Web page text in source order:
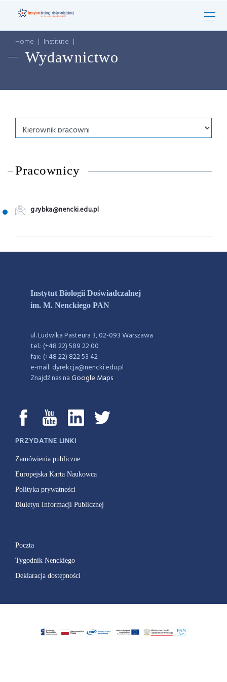
Home | Institute |
Wydawnictwo
Pracownicy
g.rybka@nencki.edu.pl
Instytut Biologii Doświadczalnej
im. M. Nenckiego PAN
ul. Ludwika Pasteura 3, 02-093 Warszawa
tel.: (+48 22) 589 22 00
fax: (+48 22) 822 53 42
e-mail: dyrekcja@nencki.edu.pl
Znajdź nas naGoogle Maps
PRZYDATNE LINKI
Zamówienia publiczne
Europejska Karta Naukowca
Polityka prywatności
Biuletyn Informacji Publicznej
Poczta
Tygodnik Nenckiego
Deklaracja dostępności